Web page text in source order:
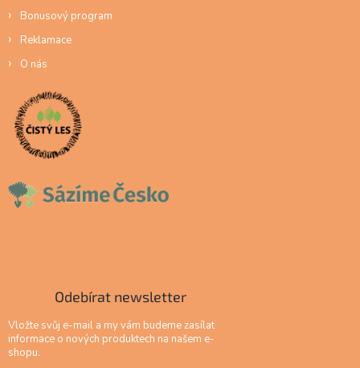
Bonusový program
Reklamace
O nás
Odebírat newsletter
Vložte svůj e-mail a my vám budeme zasílat
informace o nových produktech na našem e-
shopu.